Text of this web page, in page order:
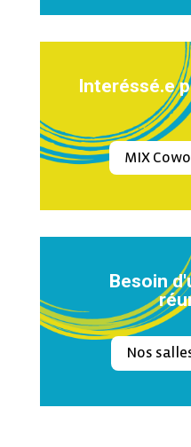
Interéssé.e
MIX
Besoin
Nos